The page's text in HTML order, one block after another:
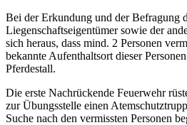
Bei der Erkundung und der Befragung
Liegenschaftseigentümer sowie der
sich heraus, dass mind. 2 Personen
bekannte Aufenthaltsort dieser
Pferdestall.
Die erste Nachrückende Feuerwehr
zur Übungsstelle einen
Suche nach den vermissten Personen